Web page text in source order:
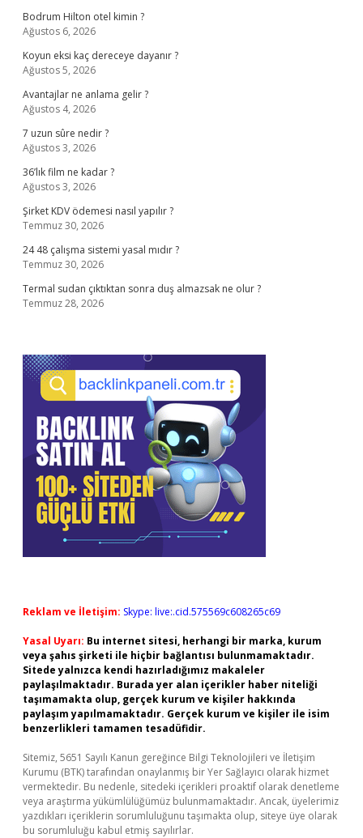
Bodrum Hilton otel kimin ?
Ağustos 6, 2026
Koyun eksi kaç dereceye dayanır ?
Ağustos 5, 2026
Avantajlar ne anlama gelir ?
Ağustos 4, 2026
7 uzun sûre nedir ?
Ağustos 3, 2026
36’lık film ne kadar ?
Ağustos 3, 2026
Şirket KDV ödemesi nasıl yapılır ?
Temmuz 30, 2026
24 48 çalışma sistemi yasal mıdır ?
Temmuz 30, 2026
Termal sudan çıktıktan sonra duş almazsak ne olur ?
Temmuz 28, 2026
Reklam ve İletişim: Skype: live:.cid.575569c608265c69
Yasal Uyarı: Bu internet sitesi, herhangi bir marka, kurum
veya şahıs şirketi ile hiçbir bağlantısı bulunmamaktadır.
Sitede yalnızca kendi hazırladığımız makaleler
paylaşılmaktadır. Burada yer alan içerikler haber niteliği
taşımamakta olup, gerçek kurum ve kişiler hakkında
paylaşım yapılmamaktadır. Gerçek kurum ve kişiler ile isim
benzerlikleri tamamen tesadüfidir.
Sitemiz, 5651 Sayılı Kanun gereğince Bilgi Teknolojileri ve İletişim
Kurumu (BTK) tarafından onaylanmış bir Yer Sağlayıcı olarak hizmet
vermektedir. Bu nedenle, sitedeki içerikleri proaktif olarak denetleme
veya araştırma yükümlülüğümüz bulunmamaktadır. Ancak, üyelerimiz
yazdıkları içeriklerin sorumluluğunu taşımakta olup, siteye üye olarak
bu sorumluluğu kabul etmiş sayılırlar.